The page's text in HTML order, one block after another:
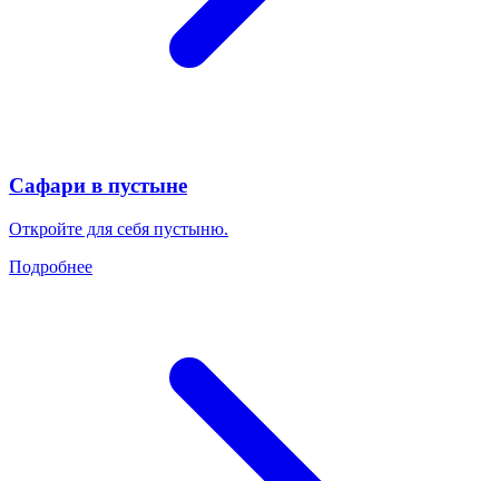
Сафари в пустыне
Откройте для себя пустыню.
Подробнее